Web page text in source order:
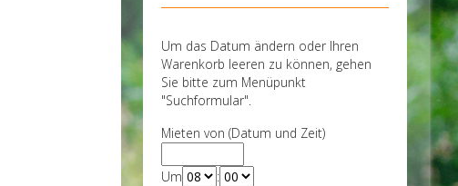
Um das Datum ändern oder Ihren
Warenkorb leeren zu können, gehen
Sie bitte zum Menüpunkt
"Suchformular".
Mieten von (Datum und Zeit)
Um
: